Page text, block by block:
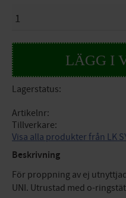
Lagerstatus
Artikelnr
Tillverkare
Visa alla produkter från LK
Beskrivning
För proppning av ej
UNI. Utrustad med o-